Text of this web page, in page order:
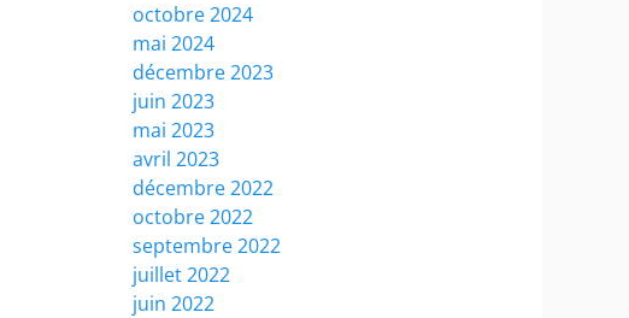
octobre 2024
mai 2024
décembre 2023
juin 2023
mai 2023
avril 2023
décembre 2022
octobre 2022
septembre 2022
juillet 2022
juin 2022